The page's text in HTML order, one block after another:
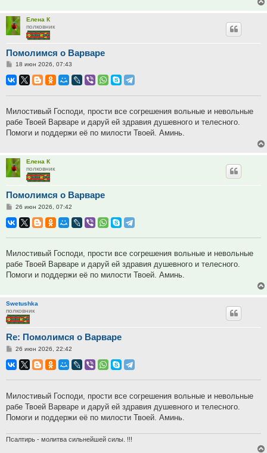
Елена К
полковник
Помолимся о Варваре
Сообщение
18 июн 2026, 07:43
Милостивый Господи, прости все согрешения вольные и невольные
рабе Твоей Варваре и даруй ей здравия душевного и телесного.
Помоги и поддержи её по милости Твоей. Аминь.
Елена К
полковник
Помолимся о Варваре
Сообщение
26 июн 2026, 07:42
Милостивый Господи, прости все согрешения вольные и невольные
рабе Твоей Варваре и даруй ей здравия душевного и телесного.
Помоги и поддержи её по милости Твоей. Аминь.
Swetushka
полковник
Re: Помолимся о Варваре
Сообщение
26 июн 2026, 22:42
Милостивый Господи, прости все согрешения вольные и невольные
рабе Твоей Варваре и даруй ей здравия душевного и телесного.
Помоги и поддержи её по милости Твоей. Аминь.
Псалтирь - молитва сильнейшей силы. !!!